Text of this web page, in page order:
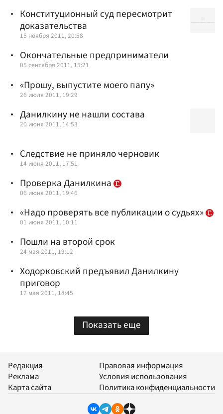
Конституционный суд пересмотрит
доказательства
15 ноября 2011, 20:58
Окончательные предприниматели
05 сентября 2011, 15:21
«Прошу, выпустите моего папу»
26 июля 2011, 19:29
Данилкину не нашли состава
20 июня 2011, 14:53
Cледствие не приняло черновик
14 июня 2011, 17:51
Проверка Данилкина
06 июня 2011, 19:46
«Надо проверять все публикации о судьях»
01 июня 2011, 10:11
Пошли на второй срок
24 мая 2011, 19:12
Ходорковский предъявил Данилкину
приговор
17 мая 2011, 18:45
Показать еще
Редакция
Реклама
Карта сайта
Правовая информация
Условия использования
Политика конфиденциальности